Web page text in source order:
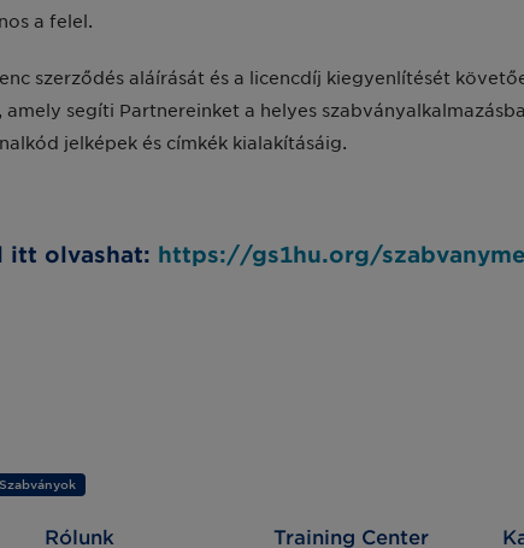
a felel.
szerződés aláírását és a licencdíj kiegyenlítését
segíti Partnereinket a helyes
jelképek és címkék kialakításáig.
itt olvashat: https://gs1hu.org/
Szabványok
Rólunk Training Center